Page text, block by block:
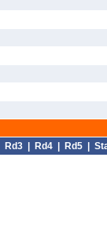
Rd3 Rd4 Rd5